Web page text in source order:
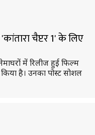
चैप्टर 1' के लिए
में रिलीज हुई फिल्म
है। उनका पोस्ट सोशल